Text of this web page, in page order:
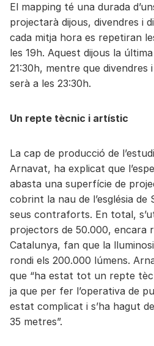
El mapping té una durada
projectarà dijous, divendres i
cada mitja hora es repetiran
les 19h. Aquest dijous la
21:30h, mentre que divendres
serà a les 23:30h.
Un repte tècnic i artístic
La cap de producció de
Arnavat, ha explicat que
abasta una superfície de
cobrint la nau de l’església
seus contraforts. En total,
projectors de 50.000, encara
Catalunya, fan que la
rondi els 200.000 lúmens.
que “ha estat tot un repte
ja que per fer l’operativa de
estat complicat i s’ha hagut
35 metres”.